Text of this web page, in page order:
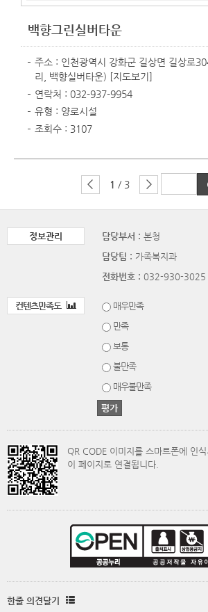
백향그린실버타운
주소 : 인천광역시 강화군 길상면 길상로
리, 백향실버타운) [지도보기]
연락처 : 032-937-9954
유형 : 양로시설
조회수 : 3107
1 / 3
정보관리 담당부서 : 본청
담당팀 : 가족복지과
전화번호 : 032-930-3025
컨텐츠만족도
매우만족
만족
보통
불만족
매우불만족
QR CODE 이미지를 스마트폰에 인
이 페이지로 연결됩니다.
한줄 의견달기